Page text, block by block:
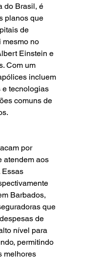
do Brasil, é
planos que
de
mesmo no
Einstein e
Com um
incluem
e tecnologias
comuns de
por
atendem aos
Essas
Barbados,
que
de
nível para
permitindo
melhores